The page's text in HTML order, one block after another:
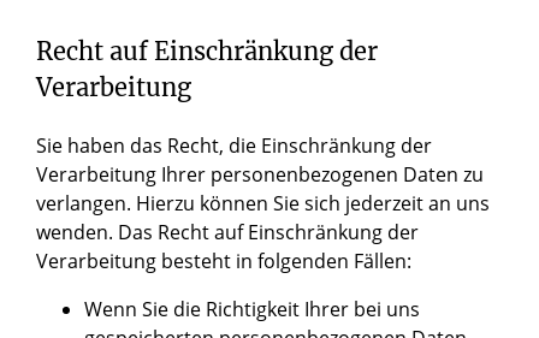
Recht auf Einschränkung der
Verarbeitung
Sie haben das Recht, die Einschränkung der
Verarbeitung Ihrer personenbezogenen Daten zu
verlangen. Hierzu können Sie sich jederzeit an uns
wenden. Das Recht auf Einschränkung der
Verarbeitung besteht in folgenden Fällen:
Wenn Sie die Richtigkeit Ihrer bei uns